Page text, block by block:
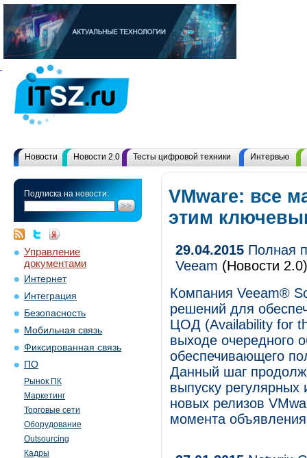
Новости Новости 2.0 Тесты цифровой техники Интервью
Подписка на новости:
Управление
документами
Интернет
Интеграция
Безопасность
Мобильная связь
Фиксированная связь
ПО
Рынок ПК
Маркетинг
Торговые сети
Оборудование
Outsourcing
Кадры
VMware: все
этим
29.04.2015 Полная
Veeam (Новости 2.0)
Компания Veeam®
решений для
ЦОД (Availability for
выходе очередного
обеспечивающего
Данный шаг
выпуску
новых релизов
момента